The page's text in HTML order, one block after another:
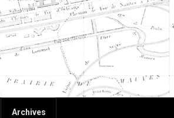
Archives